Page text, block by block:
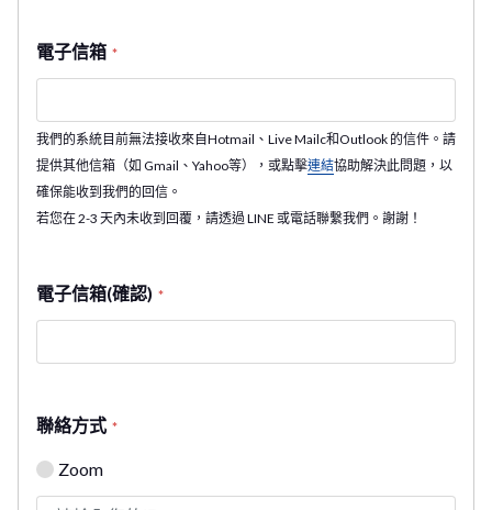
電子信箱 *
我們的系統目前無法接收來自Hotmail、Live Mailc和Outlook 的信件。請
提供其他信箱（如 Gmail、Yahoo等），或點擊連結協助解決此問題，以
確保能收到我們的回信。
若您在 2-3 天內未收到回覆，請透過 LINE 或電話聯繫我們。謝謝！
電子信箱(確認) *
聯絡方式 *
Zoom